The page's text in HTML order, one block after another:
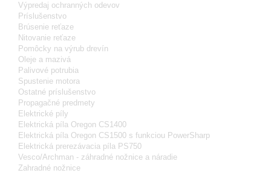
Výpredaj ochranných odevov
Príslušenstvo
Brúsenie reťaze
Nitovanie reťaze
Pomôcky na výrub drevín
Oleje a mazivá
Palivové potrubia
Spustenie motora
Ostatné príslušenstvo
Propagačné predmety
Elektrické píly
Elektrická píla Oregon CS1400
Elektrická píla Oregon CS1500 s funkciou PowerSharp
Elektrická prerezávacia píla PS750
Vesco/Archman - záhradné nožnice a náradie
Zahradné nožnice